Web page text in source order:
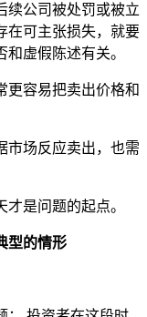
续公司被处罚或被立
在可主张损失，就要
虚假陈述有关。
更容易把卖出价格和
市场反应卖出，也需
是问题的起点。
型的情形